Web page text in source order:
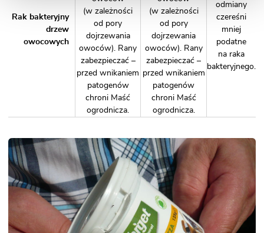
Rak bakteryjny
drzew
owocowych
(w zależności
od pory
dojrzewania
owoców). Rany
zabezpieczać –
przed wnikaniem
patogenów
chroni Maść
ogrodnicza.
(w zależności
od pory
dojrzewania
owoców). Rany
zabezpieczać –
przed wnikaniem
patogenów
chroni Maść
ogrodnicza.
odmiany
czereśni
mniej
podatne
na raka
bakteryjnego.